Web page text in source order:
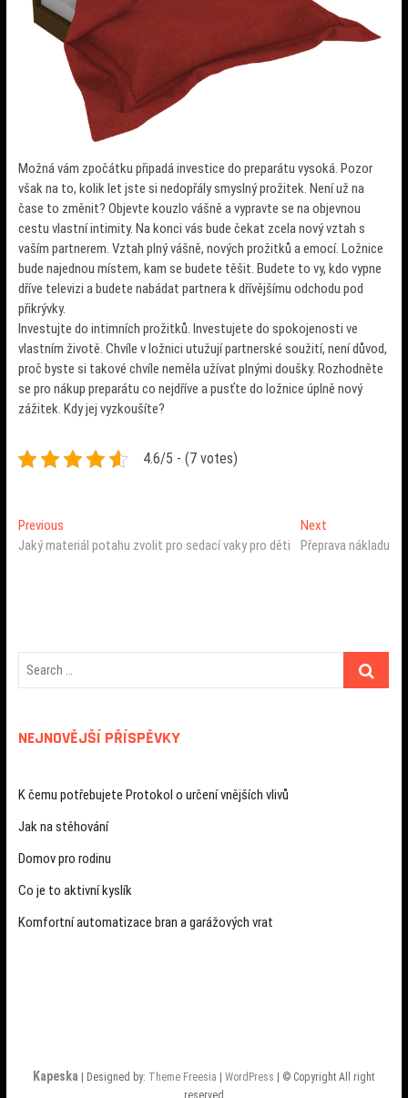
Možná vám zpočátku připadá investice do preparátu vysoká. Pozor
však na to, kolik let jste si nedopřály smyslný prožitek. Není už na
čase to změnit? Objevte kouzlo vášně a vypravte se na objevnou
cestu vlastní intimity. Na konci vás bude čekat zcela nový vztah s
vaším partnerem. Vztah plný vášně, nových prožitků a emocí. Ložnice
bude najednou místem, kam se budete těšit. Budete to vy, kdo vypne
dříve televizi a budete nabádat partnera k dřívějšímu odchodu pod
přikrývky.
Investujte do intimních prožitků. Investujete do spokojenosti ve
vlastním životě. Chvíle v ložnici utužují partnerské soužití, není důvod,
proč byste si takové chvíle neměla užívat plnými doušky. Rozhodněte
se pro nákup preparátu co nejdříve a pusťte do ložnice úplně nový
zážitek. Kdy jej vyzkoušíte?
4.6/5 - (7 votes)
Navigace
pro
PreviousPrevious
post:
Jaký materiál potahu zvolit pro sedací vaky pro děti
Next
post:
Přeprava nákladu
NEJNOVĚJŠÍ PŘÍSPĚVKY
K čemu potřebujete Protokol o určení vnějších vlivů
Jak na stěhování
Domov pro rodinu
Co je to aktivní kyslík
Komfortní automatizace bran a garážových vrat
Kapeska | Designed by: Theme Freesia |WordPress
| © Copyright All right
reserved